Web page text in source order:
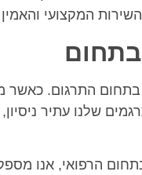
המקצועי והאמין
בתחום
התרגום. כאשר
שלנו עתיר
הרפואי, אנו